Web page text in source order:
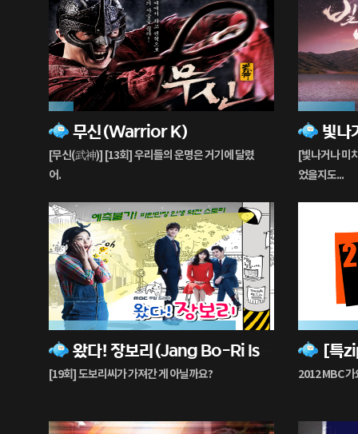
무신(Warrior K)
[무신(武神)] [13회] 우리들의 운명은 거기에 달렸
어.
11%
재
생
중
[빛나거나 미
었을지도...
25%
재
생
중
[19회] 도보리씨가 가져간 게 아닐까요?
83%
재
생
2012 MBC
36%
재
생